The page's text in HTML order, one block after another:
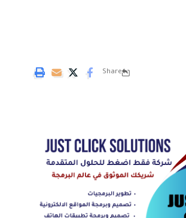
Share